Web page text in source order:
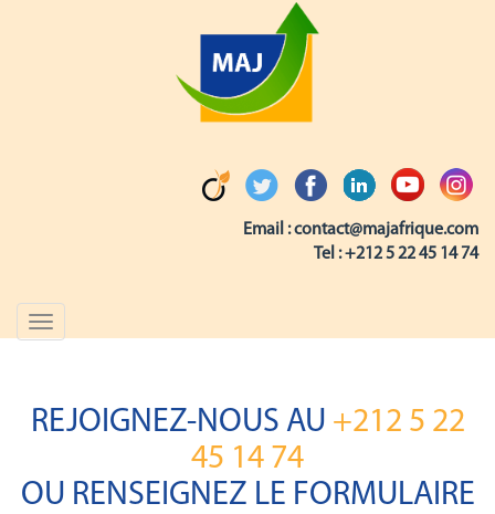
Email :contact@majafrique.com
Tel :+212 5 22 45 14 74
Toggle
navigation
REJOIGNEZ-NOUS AU +212 5 22
45 14 74
OU RENSEIGNEZ LE FORMULAIRE